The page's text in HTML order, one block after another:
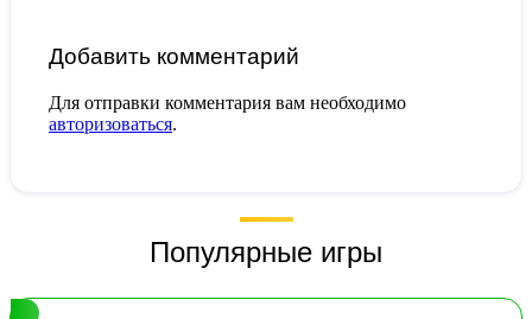
Добавить комментарий
Для отправки комментария вам необходимо
авторизоваться.
Популярные игры